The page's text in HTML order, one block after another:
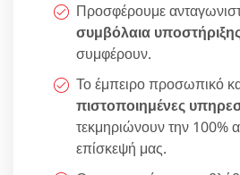
Προσφέρουμε
συμβόλαια
συμφέρουν.
Το έμπειρο προσωπικό
πιστοποιημένες
τεκμηριώνουν την 100%
επίσκεψή μας.